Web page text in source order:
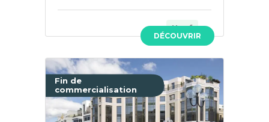
DÉCOUVRIR
Neuf
Fin de
commercialisation